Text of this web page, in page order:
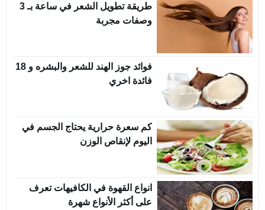
طريقة تطويل الشعر في ساعة بـ 3
وصفات مجربة
فوائد جوز الهند للشعر والبشره و 18
فائدة اخري
كم سعرة حرارية يحتاج الجسم في
اليوم لإنقاص الوزن
انواع القهوة في الكافيهات تعرف
على أكثر الأنواع شهرة